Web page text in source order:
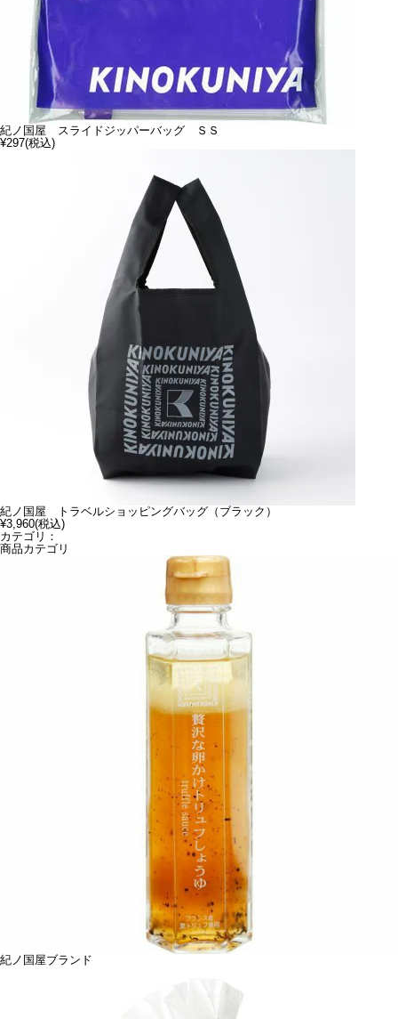
紀ノ国屋 スライドジッパーバッグ ＳＳ
¥297(税込)
紀ノ国屋 トラベルショッピングバッグ（ブラック）
¥3,960(税込)
カテゴリ：
商品カテゴリ
紀ノ国屋ブランド